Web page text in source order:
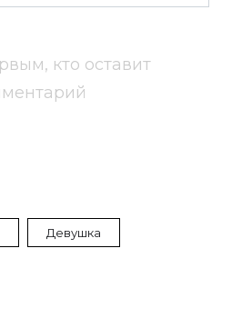
кто оставит
Девушка